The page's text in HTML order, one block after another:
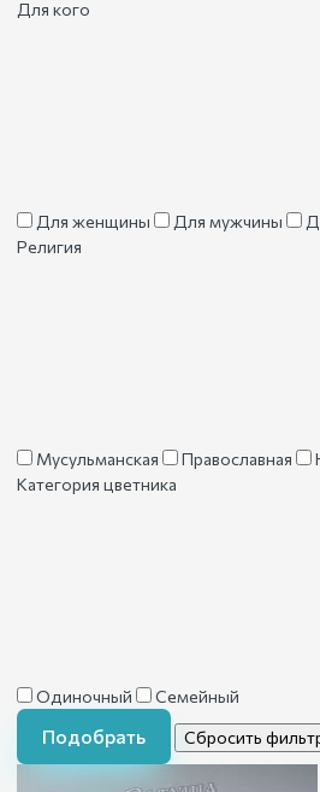
Для кого
Для женщины Для мужчины
Религия
Мусульманская Православная
Категория цветника
Одиночный Семейный
Подобрать Сбросить